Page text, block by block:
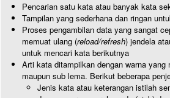
Pencarian satu kata atau banyak kata
Tampilan yang sederhana dan ringan
Proses pengambilan data yang sangat
memuat ulang (reload/refresh) jendela
untuk mencari kata berikutnya
Arti kata ditampilkan dengan warna yang
maupun sub lema. Berikut beberapa
Jenis kata atau keterangan istilah